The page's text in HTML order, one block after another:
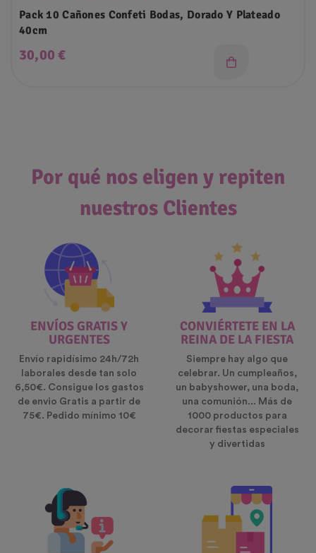
Pack 10 Cañones Confeti Bodas, Dorado Y Plateado
40cm
Precio
30,00 €
Por qué nos eligen y repiten
nuestros Clientes
ENVÍOS GRATIS Y
URGENTES
Envío rapidísimo 24h/72h
laborales desde tan solo
6,50€. Consigue los gastos
de envio Gratis a partir de
75€. Pedido mínimo 10€
CONVIÉRTETE EN LA
REINA DE LA FIESTA
Siempre hay algo que
celebrar. Un cumpleaños,
un babyshower, una boda,
una comunión... Más de
1000 productos para
decorar fiestas especiales
y divertidas